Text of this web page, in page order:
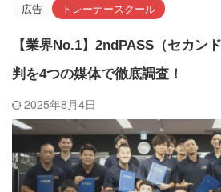
広告
トレーナースクール
【業界No.1】2ndPASS（セカン
判を4つの媒体で徹底調査！
2025年8月4日